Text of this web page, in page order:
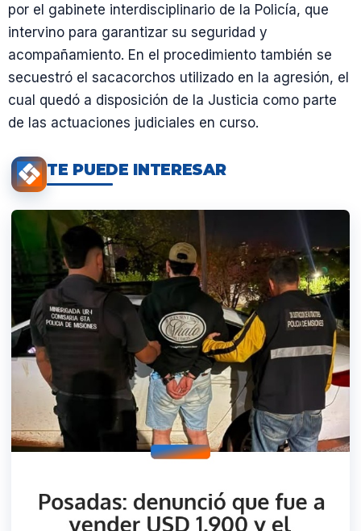
por el gabinete interdisciplinario de la Policía, que
intervino para garantizar su seguridad y
acompañamiento. En el procedimiento también se
secuestró el sacacorchos utilizado en la agresión, el
cual quedó a disposición de la Justicia como parte
de las actuaciones judiciales en curso.
TE PUEDE INTERESAR